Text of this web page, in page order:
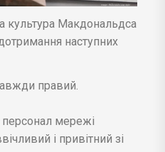
культура Макдональдса
наступних
правий.
мережі
і привітний зі